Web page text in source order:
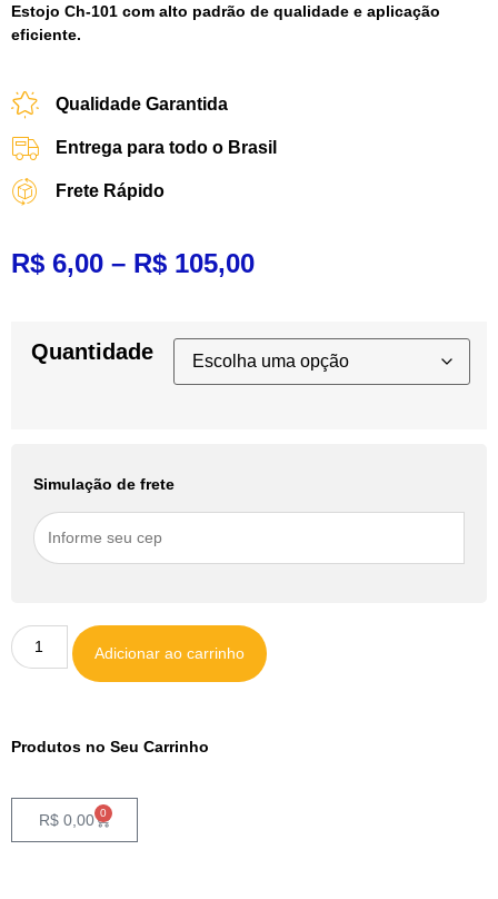
Estojo Ch-101 com alto padrão de qualidade e aplicação
eficiente.
Qualidade Garantida
Entrega para todo o Brasil
Frete Rápido
R$ 6,00 – R$ 105,00
Quantidade
Simulação de frete
Adicionar ao carrinho
Produtos no Seu Carrinho
R$ 0,00 0